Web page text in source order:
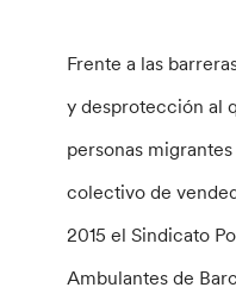
Frente a las
y desprotección al
personas
colectivo de
2015 el Sindicato
Ambulantes de